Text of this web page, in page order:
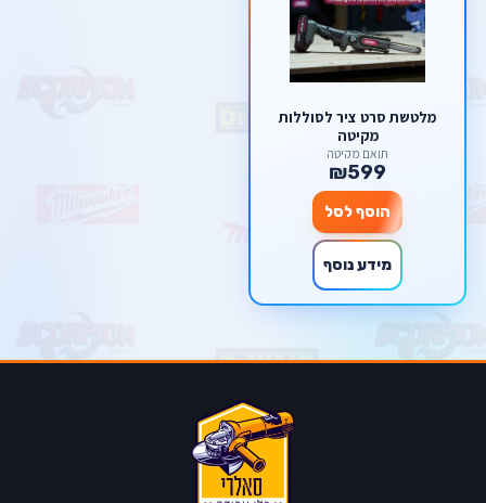
מלטשת סרט ציר לסוללות
מקיטה
תואם מקיטה
₪599
הוסף לסל
מידע נוסף